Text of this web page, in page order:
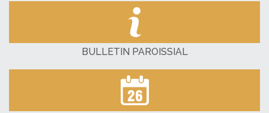
BULLETIN PAROISSIAL